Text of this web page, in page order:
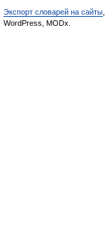
Экспорт словарей на сайты
WordPress, MODx.